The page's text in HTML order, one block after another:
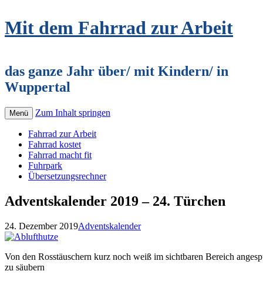
Mit dem Fahrrad zur Arbeit
das ganze Jahr über/ mit Kindern/ in
Wuppertal
Menü Zum Inhalt springen
Fahrrad zur Arbeit
Fahrrad kostet
Fahrrad macht fit
Fuhrpark
Übersetzungsrechner
Adventskalender 2019 – 24. Türchen
24. Dezember 2019Adventskalender
Von den Rosstäuschern kurz noch weiß im sichtbaren Bereich
zu säubern